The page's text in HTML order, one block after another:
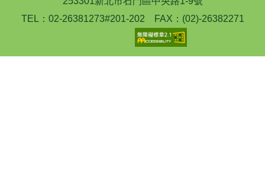
TEL：02-26381273#201-202 FAX：(02)-26382271